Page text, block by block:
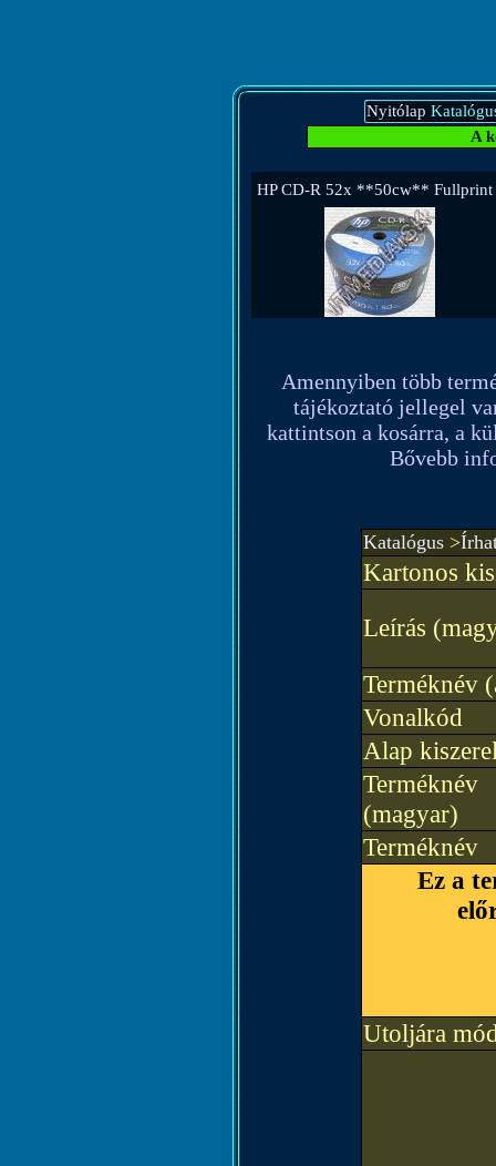
Nyitólap
A
HP CD-R 52x **50cw** Fullprint
Amennyiben több
tájékoztató jellegel
kattintson a kosárra, a
Bővebb
Katalógus >
Kartonos
Leírás
Terméknév
Vonalkód
Alap
Terméknév
(magyar)
Terméknév
Ez a
Utoljára